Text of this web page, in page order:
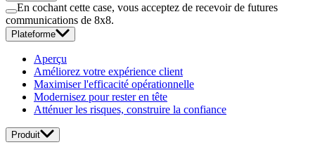
En cochant cette case, vous acceptez de recevoir de futures
communications de 8x8.
Plateforme
Aperçu
Améliorez votre expérience client
Maximiser l'efficacité opérationnelle
Modernisez pour rester en tête
Atténuer les risques, construire la confiance
Produit